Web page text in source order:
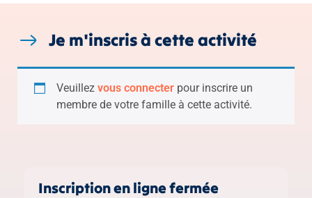
Je m'inscris à cette activité
Veuillez vous connecter pour inscrire un
membre de votre famille à cette activité.
Inscription en ligne fermée